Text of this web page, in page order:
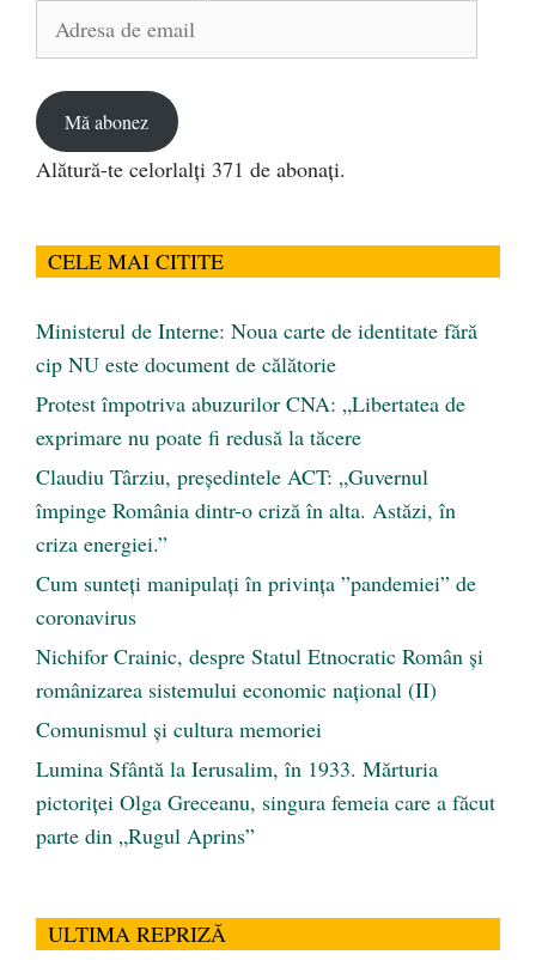
Adresa
Mă abonez
Alătură-te celorlalți 371 de abonați.
CELE MAI CITITE
Ministerul de Interne: Noua carte de identitate fără
cip NU este document de călătorie
Protest împotriva abuzurilor CNA: „Libertatea de
exprimare nu poate fi redusă la tăcere
Claudiu Târziu, președintele ACT: „Guvernul
împinge România dintr-o criză în alta. Astăzi, în
criza energiei.”
Cum sunteți manipulați în privința ”pandemiei” de
coronavirus
Nichifor Crainic, despre Statul Etnocratic Român şi
românizarea sistemului economic naţional (II)
Comunismul şi cultura memoriei
Lumina Sfântă la Ierusalim, în 1933. Mărturia
pictoriței Olga Greceanu, singura femeia care a făcut
parte din „Rugul Aprins”
ULTIMA REPRIZĂ